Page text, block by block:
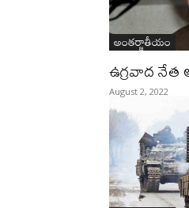
అంతర్జాతీయం
ఉగ్రవాద
August 2, 2022